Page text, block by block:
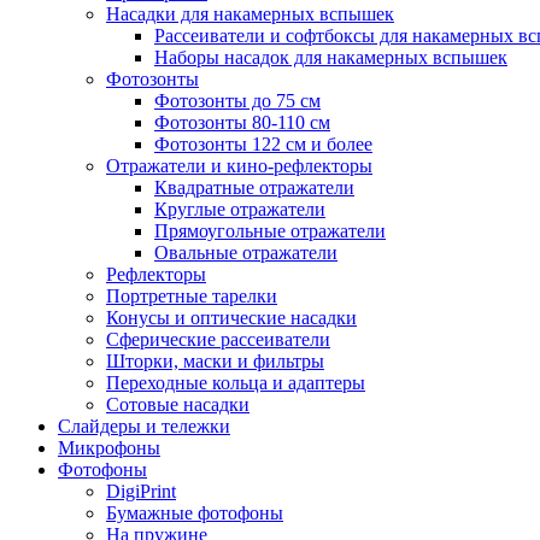
Насадки для накамерных вспышек
Рассеиватели и софтбоксы для накамерных
Наборы насадок для накамерных вспышек
Фотозонты
Фотозонты до 75 см
Фотозонты 80-110 см
Фотозонты 122 см и более
Отражатели и кино-рефлекторы
Квадратные отражатели
Круглые отражатели
Прямоугольные отражатели
Овальные отражатели
Рефлекторы
Портретные тарелки
Конусы и оптические насадки
Сферические рассеиватели
Шторки, маски и фильтры
Переходные кольца и адаптеры
Сотовые насадки
Слайдеры и тележки
Микрофоны
Фотофоны
DigiPrint
Бумажные фотофоны
На пружине